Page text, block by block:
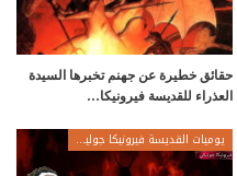
حقائق خطيرة عن جهنم تخبرها السيدة
العذراء للقديسة فيرونيكا…
يوميات القديسة فيرونيكا جولياني